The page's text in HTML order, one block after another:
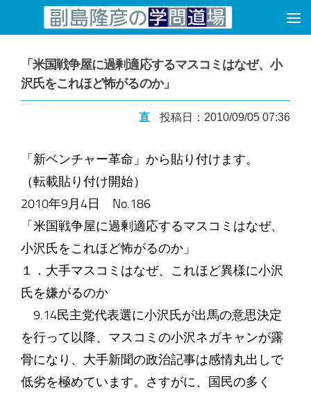
コンテンツへスキップ
「米国戦争屋に過剰適応するマスコミはなぜ、小
沢氏をこれほど怖がるのか」
直 投稿日：2010/09/05 07:36
「新ベンチャー革命」から貼り付けます。
（転載貼り付け開始）
2010年9月4日 No.186
「米国戦争屋に過剰適応するマスコミはなぜ、
小沢氏をこれほど怖がるのか」
１．大手マスコミはなぜ、これほど異様に小沢
氏を嫌がるのか
9.14民主党代表選に小沢氏が出馬の意思決定
を行って以降、マスコミの小沢ネガキャンが露
骨になり、大手新聞の政治記事は感情丸出しで
低劣を極めています。さすがに、国民の多く